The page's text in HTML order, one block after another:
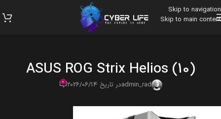
Skip to navigation
Skip to main content
ASUS ROG Strix Helios (10)
admin_radدر تاریخ 2026/06/14 0